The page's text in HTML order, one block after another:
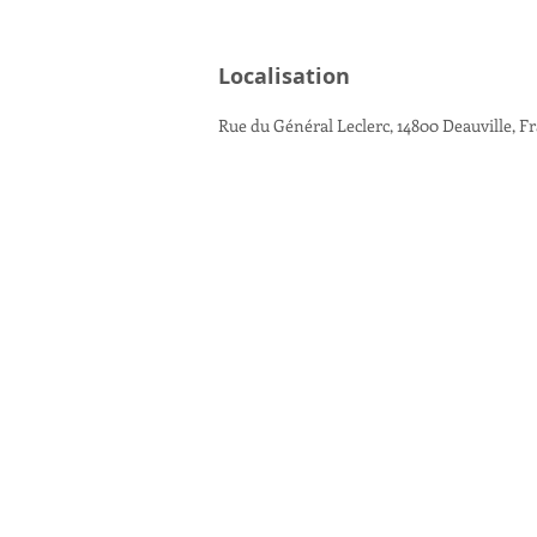
Localisation
Rue du Général Leclerc, 14800 Deauville,